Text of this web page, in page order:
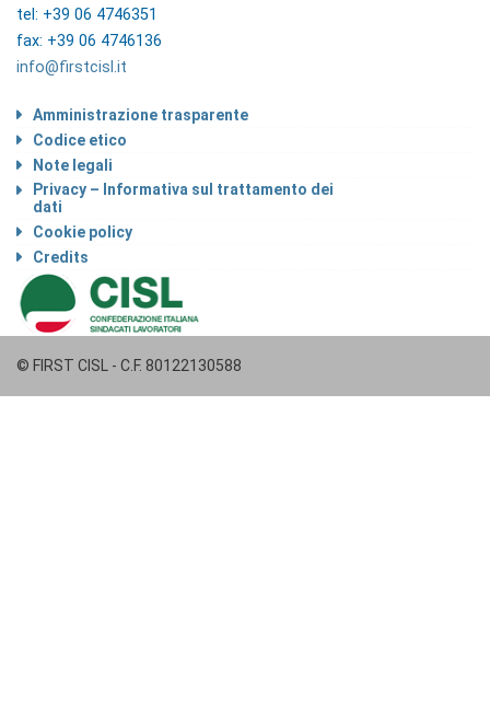
tel: +39 06 4746351
fax: +39 06 4746136
info@firstcisl.it
Amministrazione trasparente
Codice etico
Note legali
Privacy – Informativa sul trattamento dei
dati
Cookie policy
Credits
© FIRST CISL - C.F. 80122130588